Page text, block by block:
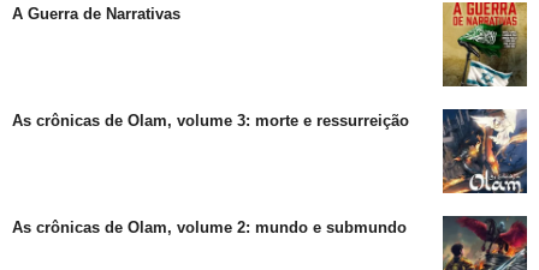
A Guerra de Narrativas
As crônicas de Olam, volume 3: morte e ressurreição
As crônicas de Olam, volume 2: mundo e submundo